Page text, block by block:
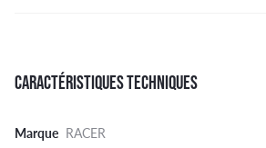
CARACTÉRISTIQUES TECHNIQUES
Marque RACER